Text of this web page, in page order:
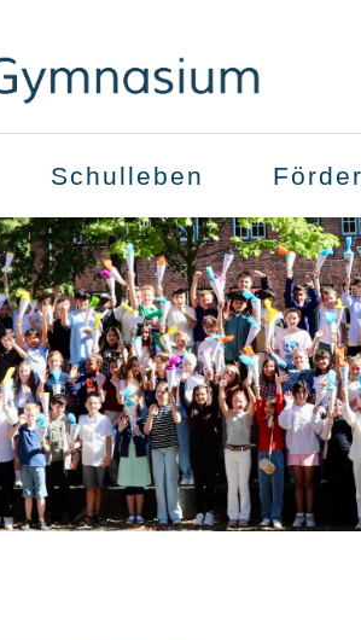
Schulleben